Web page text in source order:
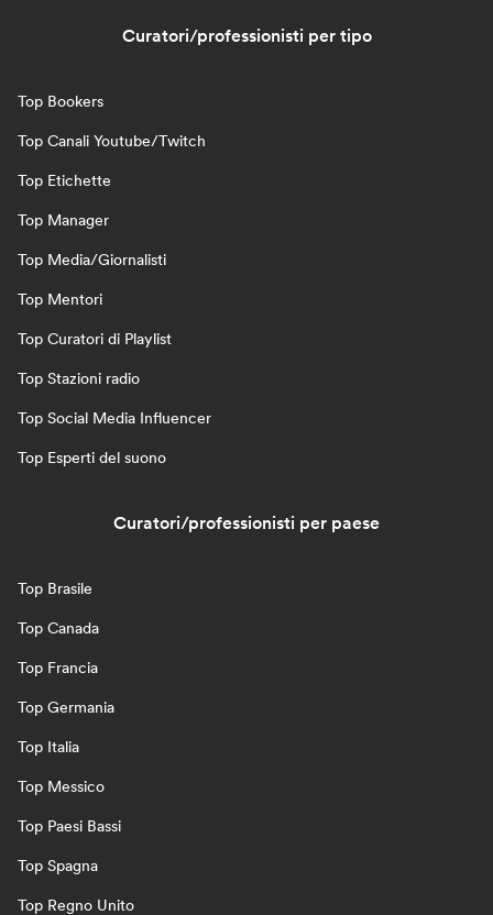
Curatori/professionisti per tipo
Top Bookers
Top Canali Youtube/Twitch
Top Etichette
Top Manager
Top Media/Giornalisti
Top Mentori
Top Curatori di Playlist
Top Stazioni radio
Top Social Media Influencer
Top Esperti del suono
Curatori/professionisti per paese
Top Brasile
Top Canada
Top Francia
Top Germania
Top Italia
Top Messico
Top Paesi Bassi
Top Spagna
Top Regno Unito